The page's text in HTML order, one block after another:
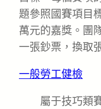
題參照國賽項目
萬元的嘉獎。團
一張鈔票，換取
一般勞工健檢
屬于技巧類